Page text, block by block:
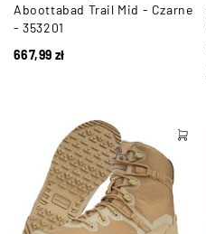
Aboottabad Trail Mid - Czarne
- 353201
667,99 zł